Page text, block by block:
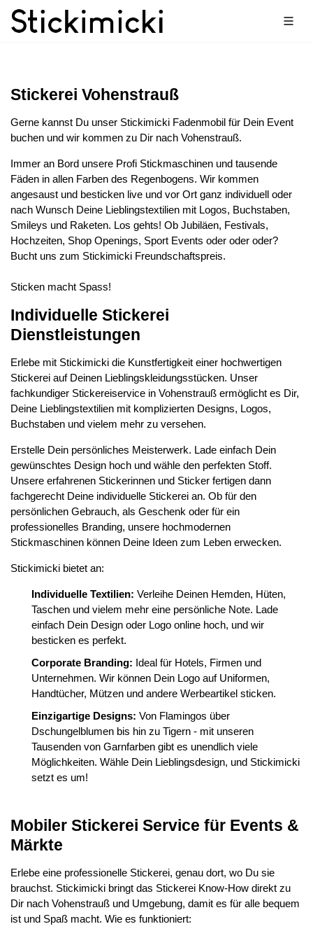
Stickerei Vohenstrauß
Gerne kannst Du unser Stickimicki Fadenmobil für Dein Event
buchen und wir kommen zu Dir nach Vohenstrauß.
Immer an Bord unsere Profi Stickmaschinen und tausende
Fäden in allen Farben des Regenbogens. Wir kommen
angesaust und besticken live und vor Ort ganz individuell oder
nach Wunsch Deine Lieblingstextilien mit Logos, Buchstaben,
Smileys und Raketen. Los gehts! Ob Jubiläen, Festivals,
Hochzeiten, Shop Openings, Sport Events oder oder oder?
Bucht uns zum Stickimicki Freundschaftspreis.
Sticken macht Spass!
Individuelle Stickerei
Dienstleistungen
Erlebe mit Stickimicki die Kunstfertigkeit einer hochwertigen
Stickerei auf Deinen Lieblingskleidungsstücken. Unser
fachkundiger Stickereiservice in Vohenstrauß ermöglicht es Dir,
Deine Lieblingstextilien mit komplizierten Designs, Logos,
Buchstaben und vielem mehr zu versehen.
Erstelle Dein persönliches Meisterwerk. Lade einfach Dein
gewünschtes Design hoch und wähle den perfekten Stoff.
Unsere erfahrenen Stickerinnen und Sticker fertigen dann
fachgerecht Deine individuelle Stickerei an. Ob für den
persönlichen Gebrauch, als Geschenk oder für ein
professionelles Branding, unsere hochmodernen
Stickmaschinen können Deine Ideen zum Leben erwecken.
Stickimicki bietet an:
Individuelle Textilien: Verleihe Deinen Hemden, Hüten,
Taschen und vielem mehr eine persönliche Note. Lade
einfach Dein Design oder Logo online hoch, und wir
besticken es perfekt.
Corporate Branding: Ideal für Hotels, Firmen und
Unternehmen. Wir können Dein Logo auf Uniformen,
Handtücher, Mützen und andere Werbeartikel sticken.
Einzigartige Designs: Von Flamingos über
Dschungelblumen bis hin zu Tigern - mit unseren
Tausenden von Garnfarben gibt es unendlich viele
Möglichkeiten. Wähle Dein Lieblingsdesign, und Stickimicki
setzt es um!
Mobiler Stickerei Service für Events &
Märkte
Erlebe eine professionelle Stickerei, genau dort, wo Du sie
brauchst. Stickimicki bringt das Stickerei Know-How direkt zu
Dir nach Vohenstrauß und Umgebung, damit es für alle bequem
ist und Spaß macht. Wie es funktioniert: